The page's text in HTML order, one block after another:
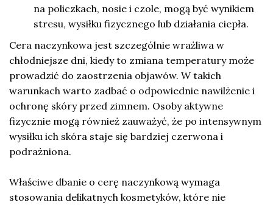
na policzkach, nosie i czole, mogą być wynikiem
stresu, wysiłku fizycznego lub działania ciepła.
Cera naczynkowa jest szczególnie wrażliwa w
chłodniejsze dni, kiedy to zmiana temperatury może
prowadzić do zaostrzenia objawów. W takich
warunkach warto zadbać o odpowiednie nawilżenie i
ochronę skóry przed zimnem. Osoby aktywne
fizycznie mogą również zauważyć, że po intensywnym
wysiłku ich skóra staje się bardziej czerwona i
podrażniona.
Właściwe dbanie o cerę naczynkową wymaga
stosowania delikatnych kosmetyków, które nie